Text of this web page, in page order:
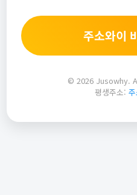
주소와이
© 2026 Jusowhy.
평생주소: